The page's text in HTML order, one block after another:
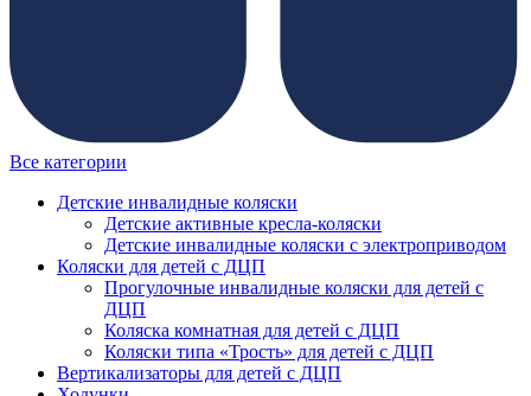
Все категории
Детские инвалидные коляски
Детские активные кресла-коляски
Детские инвалидные коляски с электроприводом
Коляски для детей с ДЦП
Прогулочные инвалидные коляски для детей с
ДЦП
Коляска комнатная для детей с ДЦП
Коляски типа «Трость» для детей с ДЦП
Вертикализаторы для детей с ДЦП